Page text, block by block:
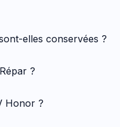
elles conservées ?
?
Honor ?